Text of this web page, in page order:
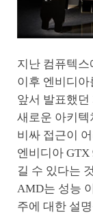
지난 컴퓨텍
이후 엔비디
앞서 발표했던
새로운 아키텍
비싸 접근이
엔비디아
길 수 있다는
AMD는 성능
주에 대한 설